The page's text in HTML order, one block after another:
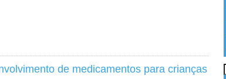
de medicamentos para crianças